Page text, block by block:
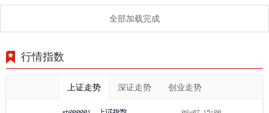
全部加载完成
行情指数
上证走势 深证走势 创业走势